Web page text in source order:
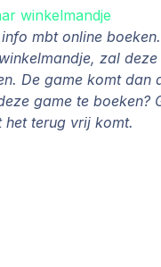
winkelmandje
mbt online
zal
De game komt dan
game te boeken?
het terug vrij komt.